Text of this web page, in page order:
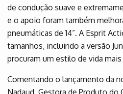
de condução suave e
e o apoio foram também
pneumáticas de 14”. A Esprit
tamanhos, incluindo a versão
procuram um estilo de vida
Comentando o lançamento da
Nadaud, Gestora de Produto do